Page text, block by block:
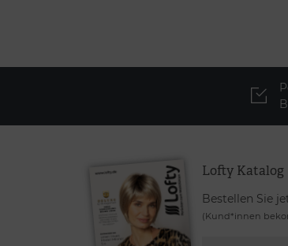
Lofty Katalog
Bestellen Sie
(Kund*innen